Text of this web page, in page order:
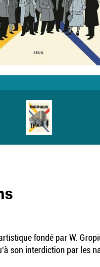
fondé par W.
son interdiction par les